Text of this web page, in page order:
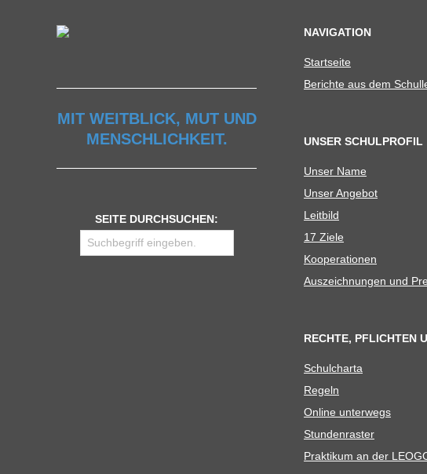
MIT WEITBLICK, MUT UND
MENSCHLICHKEIT.
SEITE DURCHSUCHEN:
NAVIGATION
Start­seite
Berichte aus dem
UNSER SCHULPROFIL
Unser Name
Unser Ange­bot
Leit­bild
17 Ziele
Koope­ra­tio­nen
Aus­zeich­nun­gen und
RECHTE, PFLICHTEN
Schul­charta
Regeln
Online unter­wegs
Stun­den­ras­ter
Prak­ti­kum an der